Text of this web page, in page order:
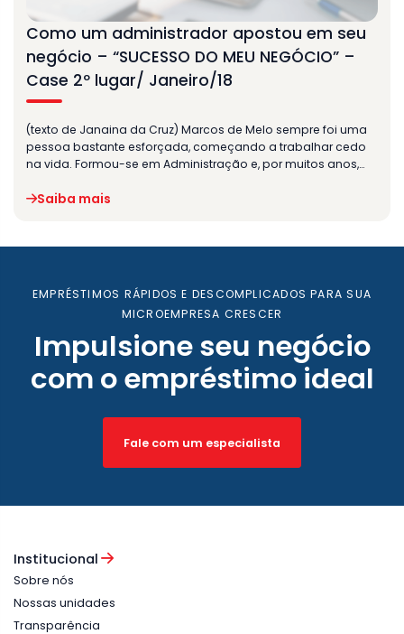
Como um administrador apostou em seu
negócio – “SUCESSO DO MEU NEGÓCIO” –
Case 2º lugar/ Janeiro/18
(texto de Janaina da Cruz) Marcos de Melo sempre foi uma
pessoa bastante esforçada, começando a trabalhar cedo
na vida. Formou-se em Administração e, por muitos anos,…
Saiba mais
EMPRÉSTIMOS RÁPIDOS E DESCOMPLICADOS PARA SUA
MICROEMPRESA CRESCER
Impulsione seu negócio
com o empréstimo ideal
Fale com um especialista
Institucional
Sobre nós
Nossas unidades
Transparência